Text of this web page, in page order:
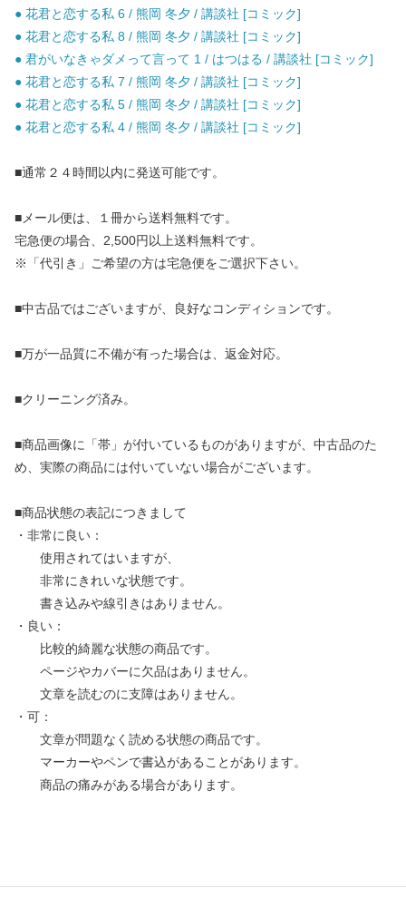
● 花君と恋する私 6 / 熊岡 冬夕 / 講談社 [コミック]
● 花君と恋する私 8 / 熊岡 冬夕 / 講談社 [コミック]
● 君がいなきゃダメって言って 1 / はつはる / 講談社 [コミック]
● 花君と恋する私 7 / 熊岡 冬夕 / 講談社 [コミック]
● 花君と恋する私 5 / 熊岡 冬夕 / 講談社 [コミック]
● 花君と恋する私 4 / 熊岡 冬夕 / 講談社 [コミック]
■通常２４時間以内に発送可能です。
■メール便は、１冊から送料無料です。
宅急便の場合、2,500円以上送料無料です。
※「代引き」ご希望の方は宅急便をご選択下さい。
■中古品ではございますが、良好なコンディションです。
■万が一品質に不備が有った場合は、返金対応。
■クリーニング済み。
■商品画像に「帯」が付いているものがありますが、中古品のた
め、実際の商品には付いていない場合がございます。
■商品状態の表記につきまして
・非常に良い：
使用されてはいますが、
非常にきれいな状態です。
書き込みや線引きはありません。
・良い：
比較的綺麗な状態の商品です。
ページやカバーに欠品はありません。
文章を読むのに支障はありません。
・可：
文章が問題なく読める状態の商品です。
マーカーやペンで書込があることがあります。
商品の痛みがある場合があります。